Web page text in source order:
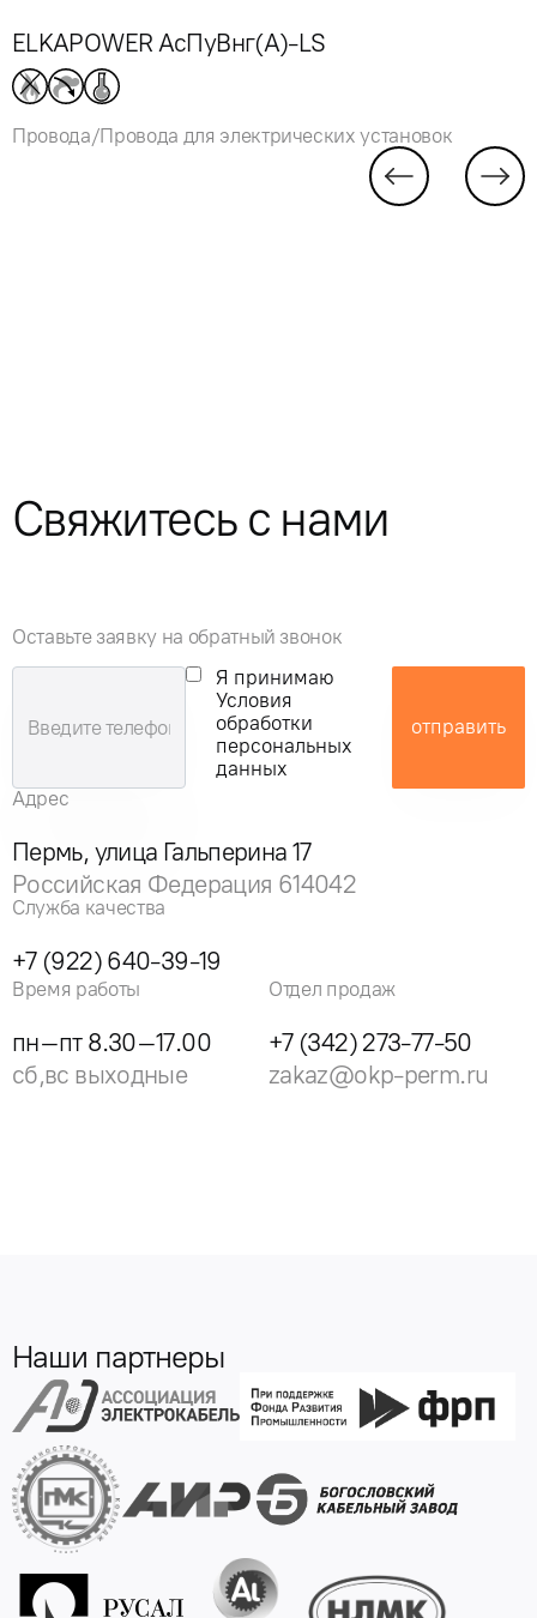
ELKAPOWER АсПуВнг(А)-LS
Провода/Провода для электрических установок
Свяжитесь с нами
Оставьте заявку на обратный звонок
Я принимаю
Условия
обработки
персональных
данных
отправить
Адрес
Пермь, улица Гальперина 17
Российская Федерация 614042
Служба качества
+7 (922) 640-39-19
Время работы
пн–пт 8.30–17.00
сб,вс выходные
Отдел продаж
+7 (342) 273-77-50
zakaz@okp-perm.ru
Наши партнеры